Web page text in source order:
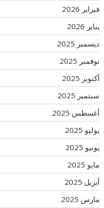
فبراير 2026
يناير 2026
ديسمبر 2025
نوفمبر 2025
أكتوبر 2025
سبتمبر 2025
أغسطس 2025
يوليو 2025
يونيو 2025
مايو 2025
أبريل 2025
مارس 2025